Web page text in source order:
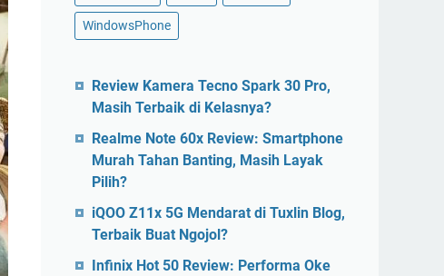
WindowsPhone
Review Kamera Tecno Spark 30 Pro,
Masih Terbaik di Kelasnya?
Realme Note 60x Review: Smartphone
Murah Tahan Banting, Masih Layak
Pilih?
iQOO Z11x 5G Mendarat di Tuxlin Blog,
Terbaik Buat Ngojol?
Infinix Hot 50 Review: Performa Oke